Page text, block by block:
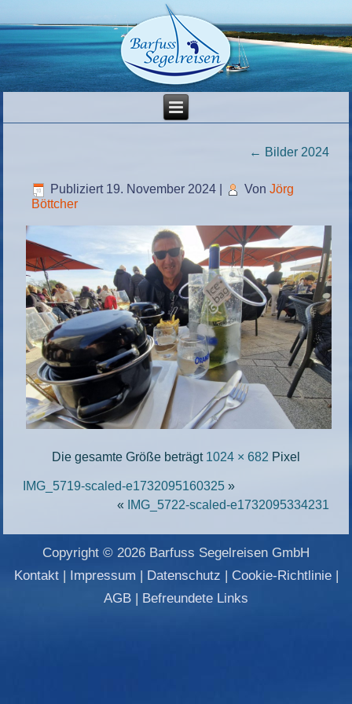
← Bilder 2024
Publiziert 19. November 2024 Von Jörg
Böttcher
Die gesamte Größe beträgt 1024 × 682 Pixel
IMG_5719-scaled-e1732095160325 »
«
IMG_5722-scaled-e1732095334231
Copyright © 2026 Barfuss Segelreisen GmbH
Kontakt| Impressum | Datenschutz | Cookie-Richtlinie|
AGB | Befreundete Links